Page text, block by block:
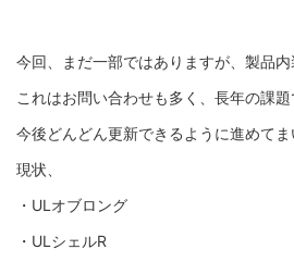
今回、まだ一部ではありますが、製品内
これはお問い合わせも多く、長年の課題
今後どんどん更新できるように進めてま
現状、
・ULオブロング
・ULシェルR